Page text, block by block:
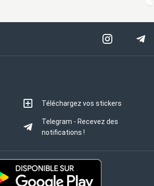
Téléchargez vos stickers
Telegram - Recevez des
notifications !